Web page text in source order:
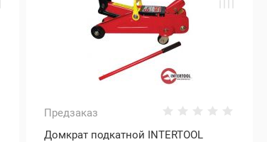
Предзаказ
Домкрат подкатной INTERTOOL